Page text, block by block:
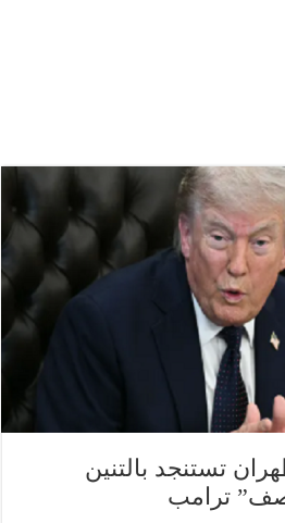
تستنجد بالتنين
ترامب